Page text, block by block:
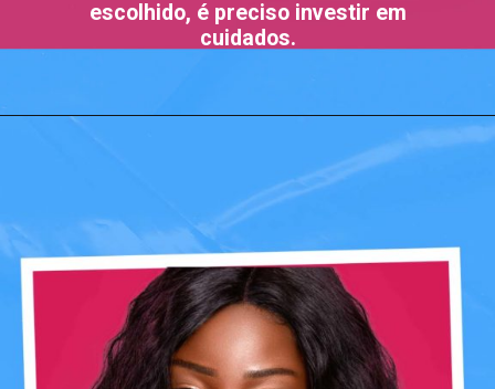
escolhido, é preciso investir em
cuidados.